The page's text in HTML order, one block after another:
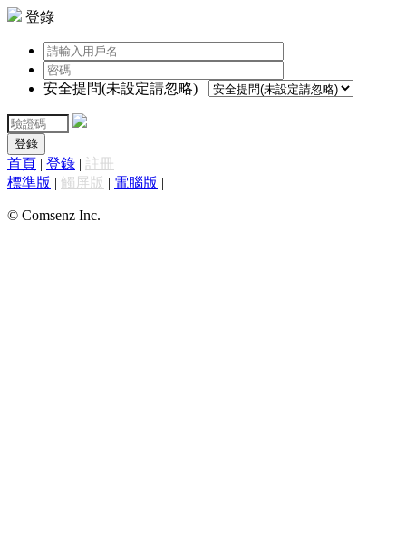
登錄
安全提問(未設定請忽略)
登錄
首頁 | 登錄 | 註冊
標準版 | 觸屏版 | 電腦版 |
© Comsenz Inc.